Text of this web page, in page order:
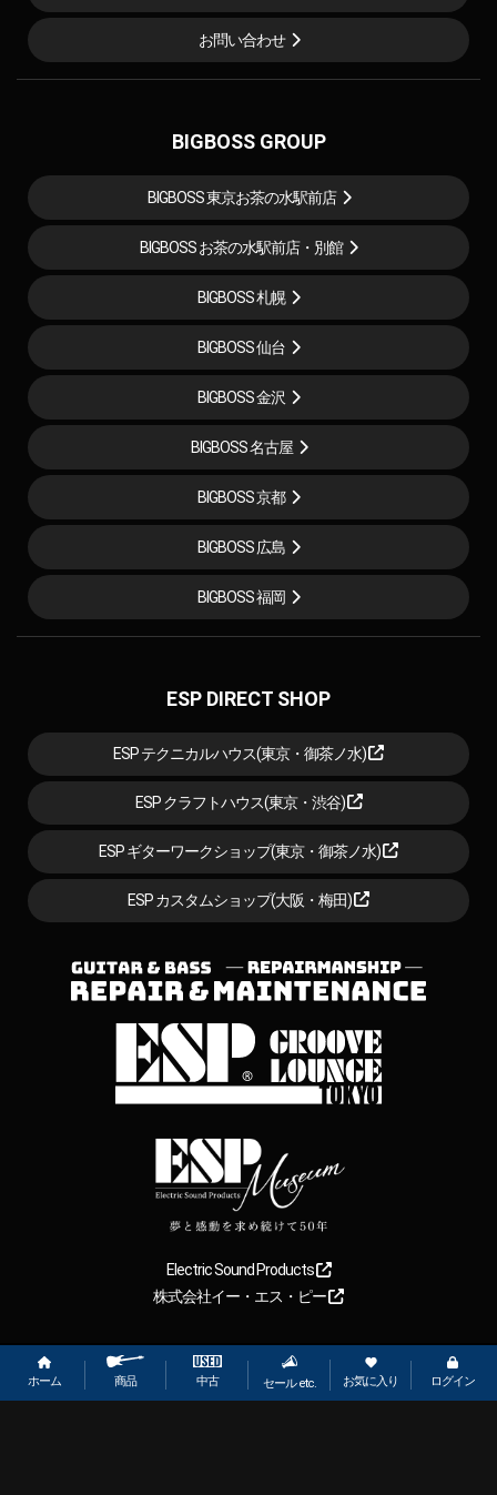
ホーム 商品 中古 セール etc. お気に入り ログイン
お問い合わせ
BIGBOSS GROUP
BIGBOSS 東京お茶の水駅前店
BIGBOSS お茶の水駅前店・別館
BIGBOSS 札幌
BIGBOSS 仙台
BIGBOSS 金沢
BIGBOSS 名古屋
BIGBOSS 京都
BIGBOSS 広島
BIGBOSS 福岡
ESP DIRECT SHOP
ESP テクニカルハウス(東京・御茶ノ水)
ESP クラフトハウス(東京・渋谷)
ESP ギターワークショップ(東京・御茶ノ水)
ESP カスタムショップ(大阪・梅田)
Electric Sound Products
株式会社イー・エス・ピー
Copyright 2026【ESP直営】BIGBOSS オンラインマーケット(ギター＆
ベース). All rights reserved.